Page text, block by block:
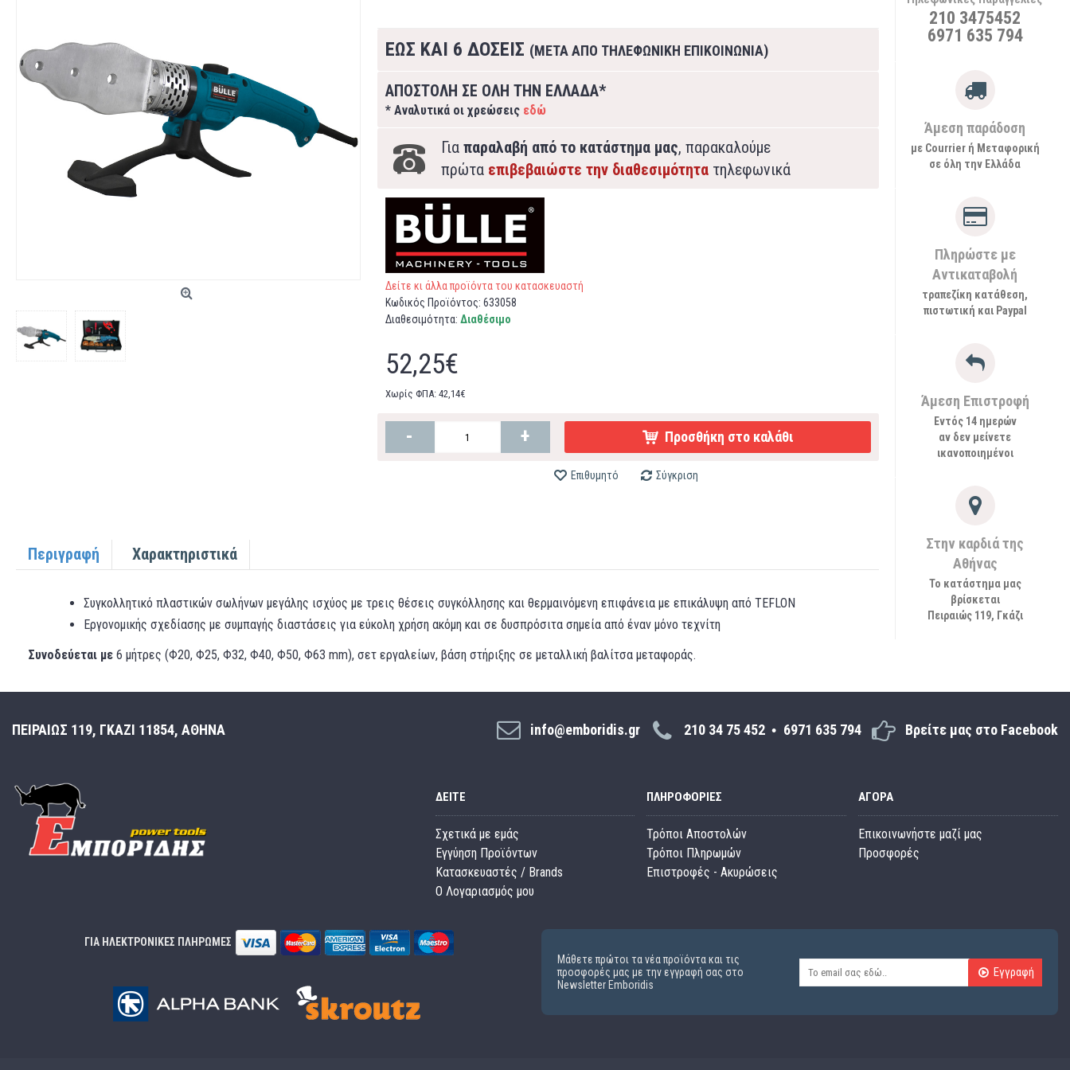
210 3475452
6971 635 794
Άμεση παράδοση
με Courrier ή Μεταφορική
σε όλη την Ελλάδα
Πληρώστε με
Αντικαταβολή
τραπεζίκη κατάθεση,
πιστωτική και Paypal
Άμεση Επιστροφή
Εντός 14 ημερών
αν δεν μείνετε
ικανοποιημένοι
Στην καρδιά της
Αθήνας
Το κατάστημα μας
βρίσκεται
Πειραιώς 119, Γκάζι
ΕΩΣ ΚΑΙ 6 ΔΟΣΕΙΣ (ΜΕΤΑ ΑΠΟ ΤΗΛΕΦΩΝΙΚΗ ΕΠΙΚΟΙΝΩΝΙΑ)
ΑΠΟΣΤΟΛΗ ΣΕ ΟΛΗ ΤΗΝ ΕΛΛΑΔΑ*
* Αναλυτικά οι χρεώσεις εδώ
Για παραλαβή από το κατάστημα μας, παρακαλούμε
πρώτα επιβεβαιώστε την διαθεσιμότητατηλεφωνικά
Δείτε κι άλλα προϊόντα του κατασκευαστή
Κωδικός Προϊόντος: 633058
Διαθεσιμότητα: Διαθέσιμο
52,25€
Χωρίς ΦΠΑ: 42,14€
- + Προσθήκη στο καλάθι
Επιθυμητό Σύγκριση
Περιγραφή Χαρακτηριστικά
Συγκολλητικό πλαστικών σωλήνων μεγάλης ισχύος με τρεις θέσεις συγκόλλησης και θερμαινόμενη επιφάνεια με επικάλυψη από TEFLON
Εργονομικής σχεδίασης με συμπαγής διαστάσεις για εύκολη χρήση ακόμη και σε δυσπρόσιτα σημεία από έναν μόνο τεχνίτη
Συνοδεύεται με 6 μήτρες (Φ20, Φ25, Φ32, Φ40, Φ50, Φ63 mm), σετ εργαλείων, βάση στήριξης σε μεταλλική βαλίτσα μεταφοράς.
ΠΕΙΡΑΙΩΣ 119, ΓΚΑΖΙ 11854, ΑΘΗΝΑ info@emboridis.gr 210 34 75 452 6971 635 794 Βρείτε μας στο Facebook
ΔΕΊΤΕ
Σχετικά με εμάς
Εγγύηση Προϊόντων
Κατασκευαστές / Brands
O Λογαριασμός μου
ΠΛΗΡΟΦΟΡΊΕΣ
Τρόποι Αποστολών
Τρόποι Πληρωμών
Επιστροφές - Ακυρώσεις
ΑΓΟΡΆ
Επικοινωνήστε μαζί μας
Προσφορές
ΓΙΑ ΗΛΕΚΤΡΟΝΙΚΕΣ ΠΛΗΡΩΜΕΣ
Μάθετε πρώτοι τα νέα προϊόντα και τις
προσφορές μας με την εγγραφή σας στο
Newsletter Emboridis
Εγγραφή